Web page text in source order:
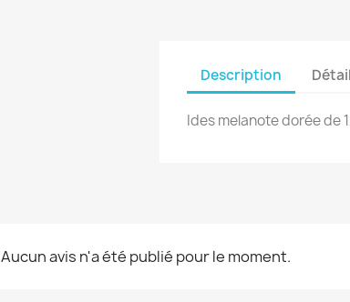
Description
Ides melanote dorée de
Aucun avis n'a été publié pour le moment.